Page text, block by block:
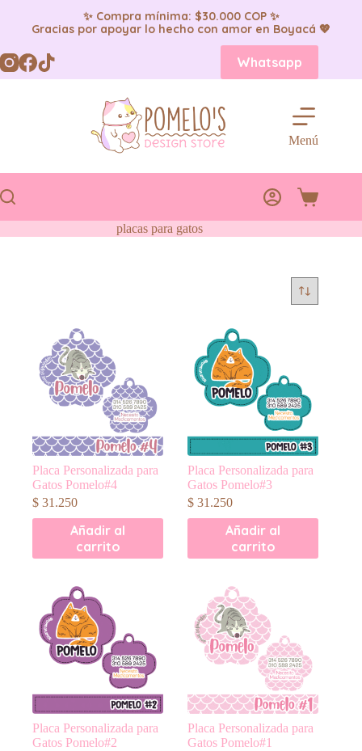
✨ Compra mínima: $30.000 COP ✨
Gracias por apoyar lo hecho con amor en Boyacá 💖
Saltar
al
contenido
Whatsapp
Menú
Carro
placas para gatos
Placa Personalizada para
Gatos Pomelo#4
$ 31.250
Añadir al
carrito
Placa Personalizada para
Gatos Pomelo#3
$ 31.250
Añadir al
carrito
Placa Personalizada para
Gatos Pomelo#2
Placa Personalizada para
Gatos Pomelo#1